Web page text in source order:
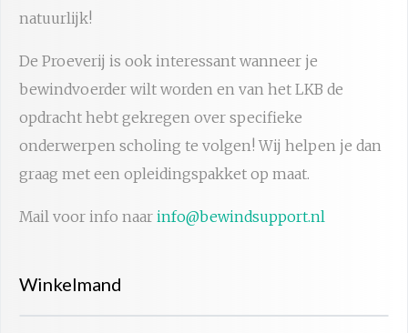
natuurlijk!
De Proeverij is ook interessant wanneer je
bewindvoerder wilt worden en van het LKB de
opdracht hebt gekregen over specifieke
onderwerpen scholing te volgen! Wij helpen je dan
graag met een opleidingspakket op maat.
Mail voor info naar info@bewindsupport.nl
Winkelmand